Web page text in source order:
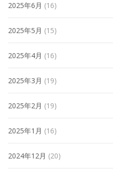
2025年6月 (16)
2025年5月 (15)
2025年4月 (16)
2025年3月 (19)
2025年2月 (19)
2025年1月 (16)
2024年12月 (20)